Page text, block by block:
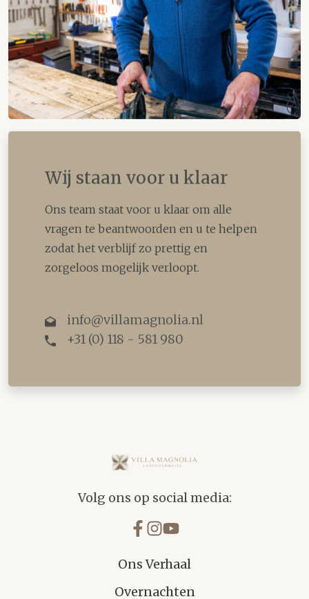
Wij staan voor u klaar
Ons team staat voor u klaar om alle
vragen te beantwoorden en u te helpen
zodat het verblijf zo prettig en
zorgeloos mogelijk verloopt.
info@villamagnolia.nl
+31 (0) 118 - 581 980
Volg ons op social media:
Ons Verhaal
Overnachten